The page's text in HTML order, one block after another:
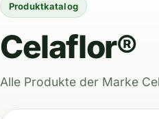
Produktkatalog
Celaflor®
Alle Produkte der Marke